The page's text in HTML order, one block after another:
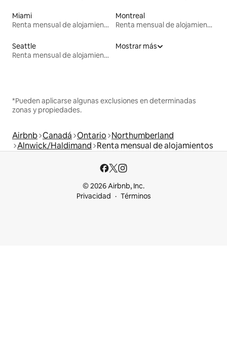
Miami
Renta mensual de alojamientos
Montreal
Renta mensual de alojamientos
Seattle
Renta mensual de alojamientos
Mostrar más
*Pueden aplicarse algunas exclusiones en determinadas
zonas y propiedades.
Airbnb Canadá Ontario Northumberland
Alnwick/Haldimand Renta mensual de alojamientos
© 2026 Airbnb, Inc.
Privacidad
Términos